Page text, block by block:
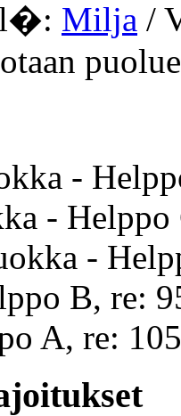
Milja /
-
-
-
B, re:
A, re: